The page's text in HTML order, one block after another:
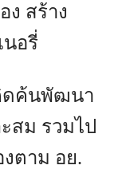
ง สร้าง
อรี่
ค้นพัฒนา
สม รวมไป
ตาม อย.